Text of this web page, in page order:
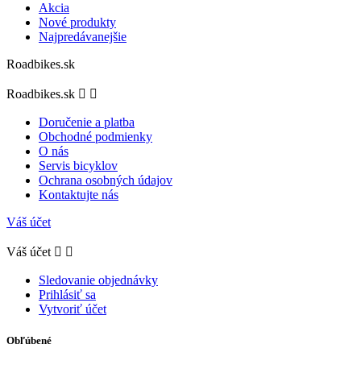
Akcia
Nové produkty
Najpredávanejšie
Roadbikes.sk
Roadbikes.sk  
Doručenie a platba
Obchodné podmienky
O nás
Servis bicyklov
Ochrana osobných údajov
Kontaktujte nás
Váš účet
Váš účet  
Sledovanie objednávky
Prihlásiť sa
Vytvoriť účet
Obľúbené